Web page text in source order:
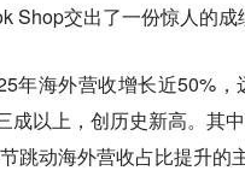
Shop交出了一份惊人的成
年海外营收增长近50%
成以上，创历史新高。其
跳动海外营收占比提升的